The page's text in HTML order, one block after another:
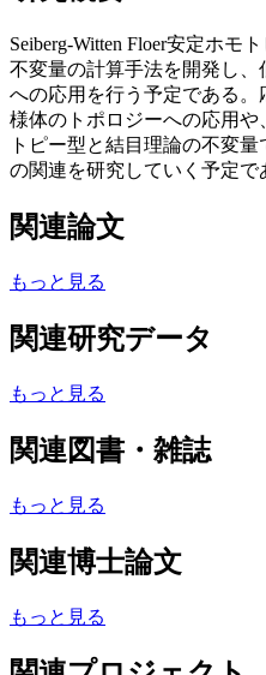
Seiberg-Witten Floer安定ホモ
不変量の計算手法を開発し
への応用を行う予定である
様体のトポロジーへの応用や
トピー型と結目理論の不変
の関連を研究していく予定で
関連論文
もっと見る
関連研究データ
もっと見る
関連図書・雑誌
もっと見る
関連博士論文
もっと見る